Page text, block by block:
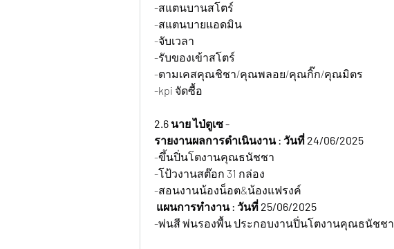
-สแตนบานสโตร์
-สแตนบายแอดมิน
-จับเวลา
-รับของเข้าสโตร์
-ตามเคสคุณชิชา/คุณพลอย/คุณกิ๊ก/คุณมิตร
-kpi จัดซื้อ
2.6 นาย ไป่ตูเซ -
รายงานผลการดำเนินงาน : วันที่ 24/06/2025
-ขึ้นปิ่นโตงานคุณธนัชชา
-โป้วงานสต๊อก 31 กล่อง
-สอนงานน้องน็อต&น้องแฟรงค์
แผนการทำงาน : วันที่ 25/06/2025
-พ่นสี พ่นรองพื้น ประกอบงานปิ่นโตงานคุณธนัชชา